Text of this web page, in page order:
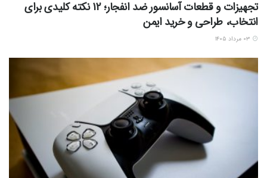
تجهیزات و قطعات آسانسور ضد انفجار؛ 12 نکته کلیدی برای
انتخاب، طراحی و خرید ایمن